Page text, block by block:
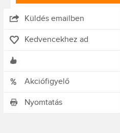
Küldés emailben
Kedvencekhez ad
Akciófigyelő
Nyomtatás